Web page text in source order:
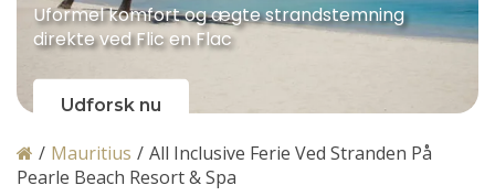
Uformel komfort og ægte strandstemning
direkte ved Flic en Flac
Udforsk nu
/ Mauritius / All Inclusive Ferie Ved Stranden På
Pearle Beach Resort & Spa